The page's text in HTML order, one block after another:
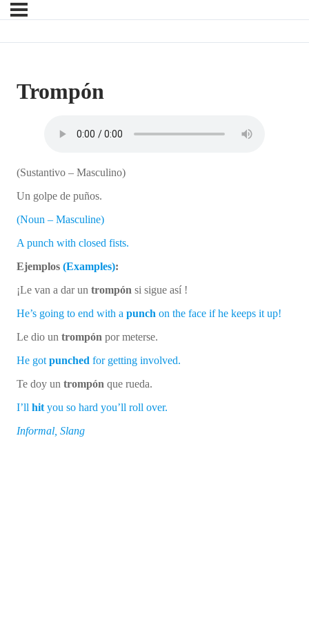
Trompón
(Sustantivo – Masculino)
Un golpe de puños.
(Noun – Masculine)
A punch with closed fists.
Ejemplos (Examples):
¡Le van a dar un trompón si sigue así !
He’s going to end with a punch on the face if he keeps it up!
Le dio un trompón por meterse.
He got punched for getting involved.
Te doy un trompón que rueda.
I’ll hit you so hard you’ll roll over.
Informal, Slang